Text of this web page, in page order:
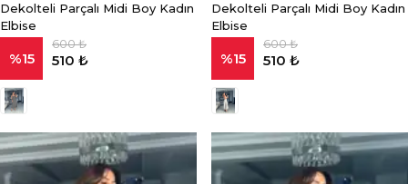
Dekolteli Parçalı Midi Boy Kadın
Elbise
%15
600 ₺
510 ₺
Dekolteli Parçalı Midi Boy Kadın
Elbise
%15
600 ₺
510 ₺